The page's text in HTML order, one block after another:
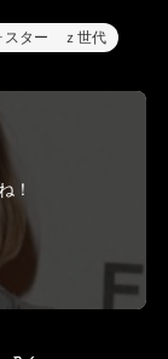
スター ｚ世代
！